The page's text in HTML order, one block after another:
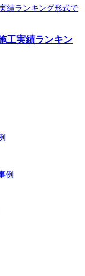
工実績ランキン